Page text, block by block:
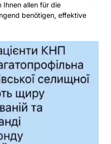
Ihnen allen für die
benötigen, effektive